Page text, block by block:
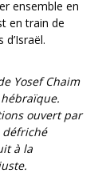
ensemble en
en train de
Yosef Chaim
ouvert par
défriché
à la